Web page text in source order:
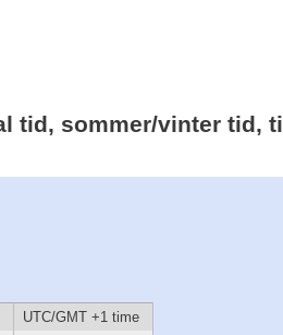
tid, sommer/vinter tid,
UTC/GMT +1 time